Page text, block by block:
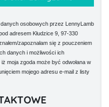
osobowych przez LennyLamb
adresem Kłudzice 9, 97-330
zapoznałam się z pouczeniem
danych i możliwości ich
moja zgoda może być odwołana w
mojego adresu e-mail z listy